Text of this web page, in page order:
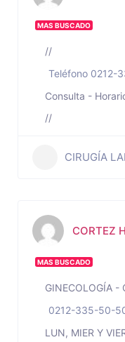
MAS BUSCADO
//
Teléfono 0212-
Consulta -
//
CIRUGÍA
CORTEZ
MAS BUSCADO
GINECOLOGÍA -
0212-335-50-
LUN, MIER Y